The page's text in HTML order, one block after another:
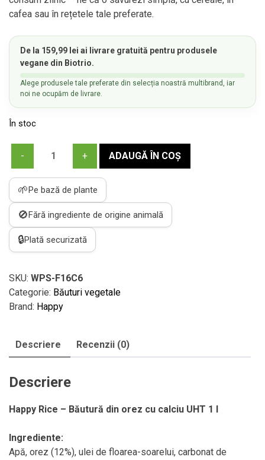
cafea sau în rețetele tale preferate.
De la 159,99 lei ai livrare gratuită pentru produsele
vegane din Biotrio.
Alege produsele tale preferate din selecția noastră multibrand, iar
noi ne ocupăm de livrare.
În stoc
Cantitate
Rice
-
Băutură
din
orez
cu
UHT
1
l
ADAUGĂ ÎN COȘ
🌱Pe bază de plante
🚫Fără ingrediente de origine animală
🔒Plată securizată
SKU: WPS-F16C6
Categorie: Băuturi vegetale
Brand: Happy
Descriere Recenzii (0)
Descriere
Happy Rice – Băutură din orez cu calciu UHT 1 l
Ingrediente:
Apă, orez (12%), ulei de floarea-soarelui, carbonat de